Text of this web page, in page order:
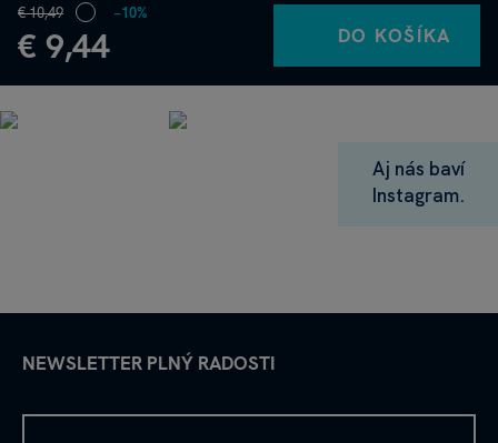
€ 10,49
€ 9,44
−10%
DO KOŠÍKA
Aj nás baví
Instagram.
NEWSLETTER PLNÝ RADOSTI